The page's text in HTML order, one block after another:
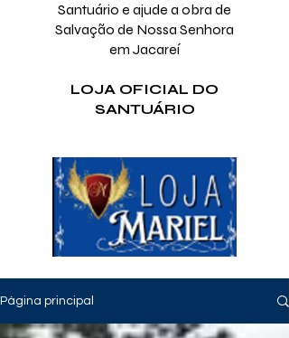
Santuário e ajude a obra de
Salvação de Nossa Senhora
em Jacareí
LOJA OFICIAL DO
SANTUÁRIO
Página principal